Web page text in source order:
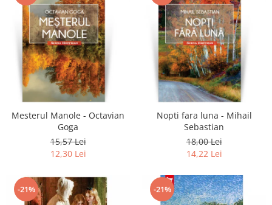
Mesterul Manole - Octavian
Goga
15,57 Lei
12,30 Lei
Nopti fara luna - Mihail
Sebastian
18,00 Lei
14,22 Lei
-21% -21%